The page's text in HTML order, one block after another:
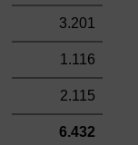
3.201
1.116
2.115
6.432